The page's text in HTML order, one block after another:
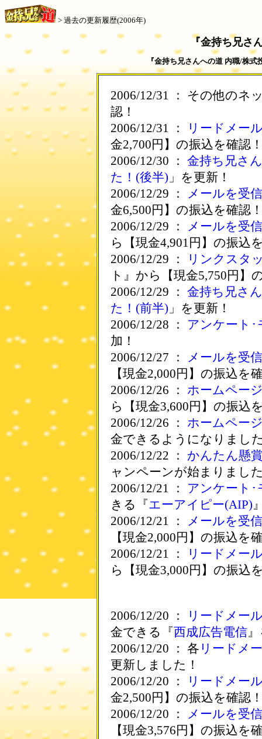
> 過去の更新履歴(2006年)
『金持ち兄さ
『金持ち兄さんへの道 内職/株式
2006/12/31 ： その他のネ
認！
2006/12/31 ：
リードメー
金2,700円】の振込を確認
2006/12/30 ： 金持ち兄さ
た！(後半) 」を更新！
2006/12/29 ：
メールを受
金6,500円】の振込を確認
2006/12/29 ：
メールを受
ら【現金4,901円】の振込
2006/12/29 ：
リンクスタ
ト』から【現金5,750円】
2006/12/29 ： 金持ち兄さ
た！(前半) 」を更新！
2006/12/28 ： アンケート
加！
2006/12/27 ：
メールを受
【現金2,000円】の振込を
2006/12/26 ： ホームペー
ら【現金3,600円】の振込
2006/12/26 ： ホームペー
金できるようになりまし
2006/12/22 ： かんたん懸
ャンペーンが始まりまし
2006/12/21 ： アンケート
きる『エーアイピー(AIP)
2006/12/21 ：
メールを受
【現金2,000円】の振込を
2006/12/21 ：
リードメー
ら【現金3,000円】の振込
2006/12/20 ：
リードメー
金できる『西成広告電信
2006/12/20 ： 各 リードメ
更新しました！
2006/12/20 ：
リードメー
金2,500円】の振込を確認
2006/12/20 ：
メールを受
【現金3,576円】の振込を